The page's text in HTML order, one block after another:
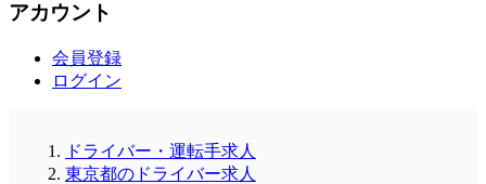
アカウント
会員登録
ログイン
ドライバー・運転手求人
東京都のドライバー求人